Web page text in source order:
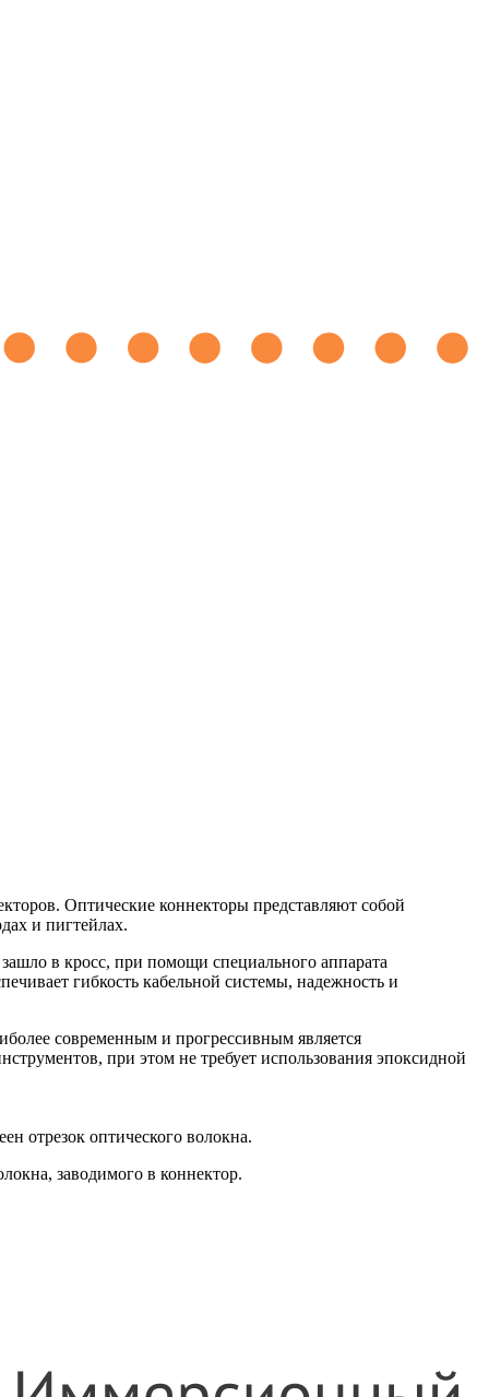
Оптические коннекторы представляют собой
и пигтейлах.
в кросс, при помощи специального аппарата
гибкость кабельной системы, надежность и
современным и прогрессивным является
при этом не требует использования эпоксидной
отрезок оптического волокна.
заводимого в коннектор.